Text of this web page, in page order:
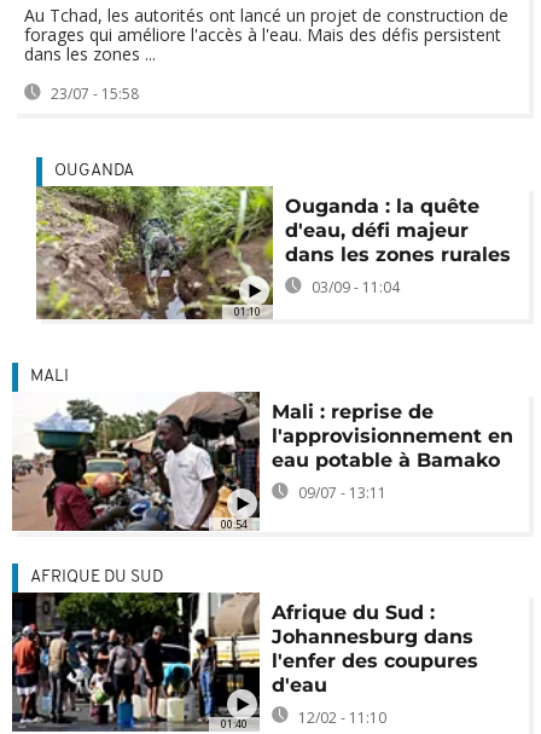
Au Tchad, les autorités ont lancé un projet de construction de
forages qui améliore l'accès à l'eau. Mais des défis persistent
dans les zones ...
23/07 - 15:58
01:10
OUGANDA
Ouganda : la quête
d'eau, défi majeur
dans les zones rurales
03/09 - 11:04
00:54
MALI
Mali : reprise de
l'approvisionnement en
eau potable à Bamako
09/07 - 13:11
01:40
AFRIQUE DU SUD
Afrique du Sud :
Johannesburg dans
l'enfer des coupures
d'eau
12/02 - 11:10